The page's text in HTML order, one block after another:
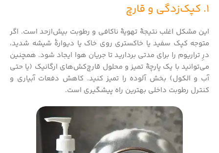
1. کپک‌زدگی و قارچ
این مشکل اغلب نتیجهٔ تهویهٔ ناکافی و رطوبت بیش‌ازحد است. اگر
متوجه کپک سفید یا خاکستری روی خاک یا دیوارهٔ شیشه شدید،
درِ تراریوم را برای مدتی بردارید تا جریان هوا ایجاد شود. همچنین
می‌توانید با یک پارچهٔ تمیز و محلول قارچ‌کش‌های ارگانیک (یا حتی
آب و الکول) بخش آلوده را تمیز کنید. کاهش دفعات آبیاری و
کنترل رطوبت داخلی بهترین راه پیشگیری است.